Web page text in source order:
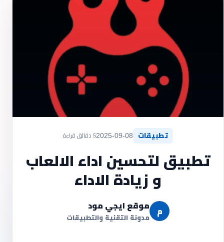
تطبيقات 2025-09-085 دقائق قراءة
تطبيق لتحسين اداء الالعاب
و زيادة الاداء
م
موقع ايجي مود
مدونة التقنية والتطبيقات